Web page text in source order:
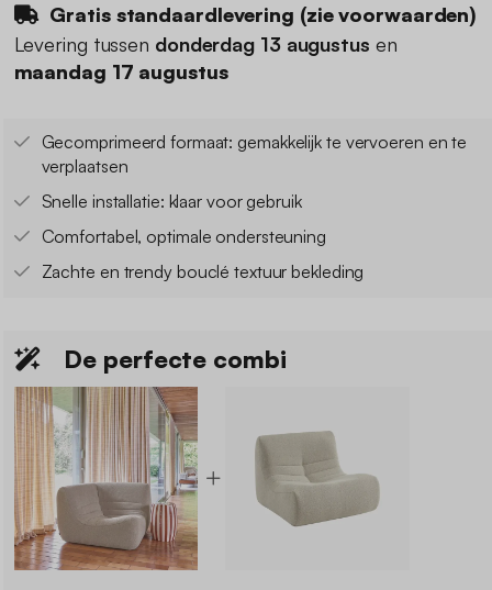
Gratis standaardlevering (zie voorwaarden)
Levering tussen donderdag 13 augustus en
maandag 17 augustus
Gecomprimeerd formaat: gemakkelijk te vervoeren en te
verplaatsen
Snelle installatie: klaar voor gebruik
Comfortabel, optimale ondersteuning
Zachte en trendy bouclé textuur bekleding
De perfecte combi